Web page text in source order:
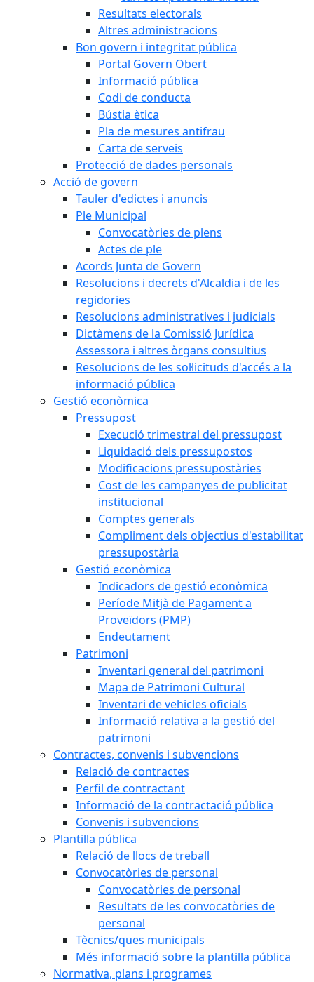
Resultats electorals
Altres administracions
Bon govern i integritat pública
Portal Govern Obert
Informació pública
Codi de conducta
Bústia ètica
Pla de mesures antifrau
Carta de serveis
Protecció de dades personals
Acció de govern
Tauler d'edictes i anuncis
Ple Municipal
Convocatòries de plens
Actes de ple
Acords Junta de Govern
Resolucions i decrets d'Alcaldia i de les
regidories
Resolucions administratives i judicials
Dictàmens de la Comissió Jurídica
Assessora i altres òrgans consultius
Resolucions de les sol·licituds d'accés a la
informació pública
Gestió econòmica
Pressupost
Execució trimestral del pressupost
Liquidació dels pressupostos
Modificacions pressupostàries
Cost de les campanyes de publicitat
institucional
Comptes generals
Compliment dels objectius d'estabilitat
pressupostària
Gestió econòmica
Indicadors de gestió econòmica
Període Mitjà de Pagament a
Proveïdors (PMP)
Endeutament
Patrimoni
Inventari general del patrimoni
Mapa de Patrimoni Cultural
Inventari de vehicles oficials
Informació relativa a la gestió del
patrimoni
Contractes, convenis i subvencions
Relació de contractes
Perfil de contractant
Informació de la contractació pública
Convenis i subvencions
Plantilla pública
Relació de llocs de treball
Convocatòries de personal
Convocatòries de personal
Resultats de les convocatòries de
personal
Tècnics/ques municipals
Més informació sobre la plantilla pública
Normativa, plans i programes